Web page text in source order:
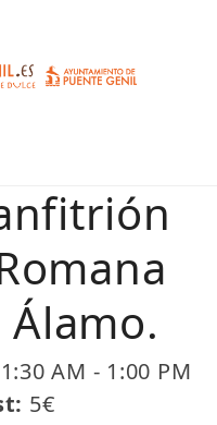
AM - 1:00 PM
5€